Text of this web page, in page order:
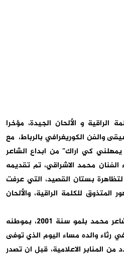
و الألحان الجيدة، مؤخرا
والفن الكوريغرافي بالرباط، مع
كي اراك” من ابداع الشاعر
محمد الاشراقي، تم تقديمه
بستان القصيد، التي عرفت
للكلمة الراقية، والألحان
القصيدة في الاصل كتبها الشاعر محمد بلمو سنة 2001، بموطنه
رثاء والده مساء اليوم الذي توفى
المنابر الاعلامية، قبل ان تصدر